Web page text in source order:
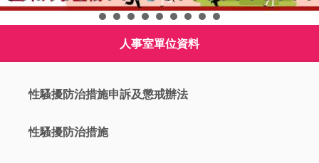
人事室單位資料
性騷擾防治措施申訴及懲戒辦法
性騷擾防治措施